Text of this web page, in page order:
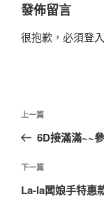
發佈留言
很抱歉，必須登入
文
導
覽
上
一
文
章
上一篇
6D接滿滿~~
下
一
下一篇
La-la闆娘手特惠